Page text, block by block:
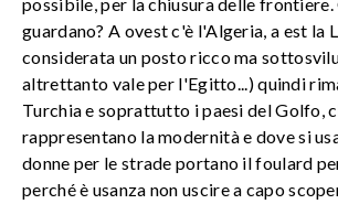
guardano? A ovest c'è l'Algeria, a est la
considerata un posto ricco ma
altrettanto vale per l'Egitto...) quindi
Turchia e soprattutto i paesi del Golfo,
rappresentano la modernità e dove si
donne per le strade portano il foulard
perché è usanza non uscire a capo